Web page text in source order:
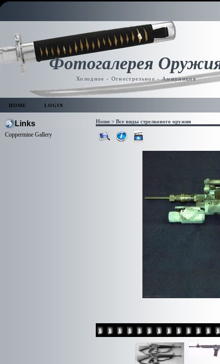
Фотогалерея
Холодное - Огнестрельное - Аммуниция
HOME LOGIN
Links
Coppermine Gallery
Home > Все виды стрелкового оружия